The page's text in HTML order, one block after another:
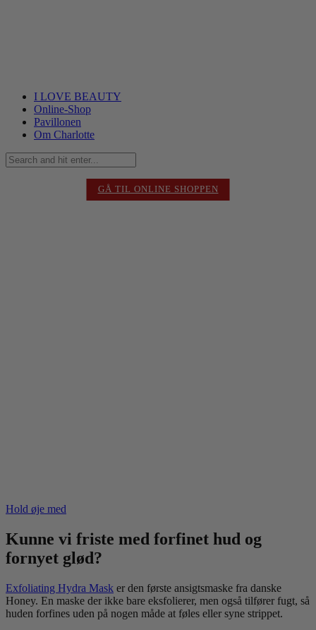
I LOVE BEAUTY
Online-Shop
Pavillonen
Om Charlotte
GÅ TIL ONLINE SHOPPEN
Hold øje med
Kunne vi friste med forfinet hud og
fornyet glød?
Exfoliating Hydra Mask er den første ansigtsmaske fra danske
Honey. En maske der ikke bare eksfolierer, men også tilfører fugt, så
huden forfines uden på nogen måde at føles eller syne strippet.